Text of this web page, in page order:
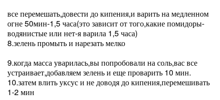
все перемешать,довести до кипения,и варить на медленном
огне 50мин-1,5 часа(это зависит от того,какие помидоры-
водянистые или нет-я варила 1,5 часа)
8.зелень промыть и нарезать мелко
9.когда масса уварилась,вы попробовали на соль,вас все
устраивает,добавляем зелень и еще проварить 10 мин.
10.затем влить уксус и не доводя до кипения,перемешивать
1-2 мин